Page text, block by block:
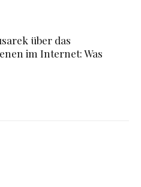
über das
im Internet: Was